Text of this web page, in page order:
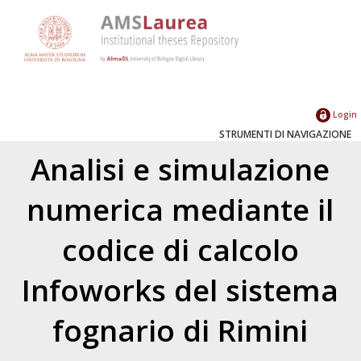
Login
STRUMENTI DI NAVIGAZIONE
Analisi e simulazione
numerica mediante il
codice di calcolo
Infoworks del sistema
fognario di Rimini